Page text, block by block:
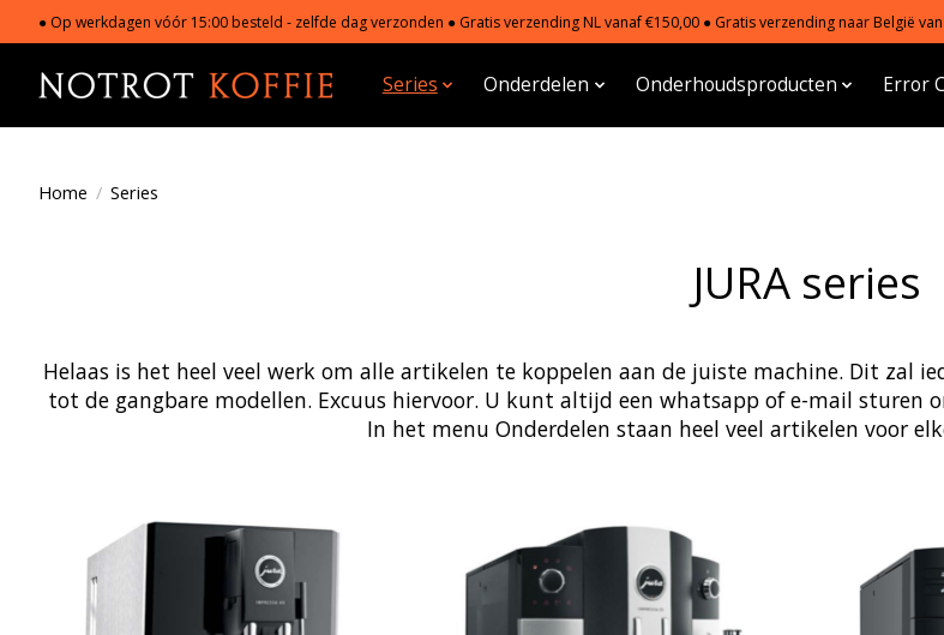
● Op werkdagen vóór 15:00 besteld - zelfde dag verzonden ● Gratis verzending NL vanaf €150,00 ● Gratis verzending naar België
Series Onderdelen Onderhoudsproducten Error
Home / Series
JURA series
Helaas is het heel veel werk om alle artikelen te koppelen aan de juiste machine. Dit zal
tot de gangbare modellen. Excuus hiervoor. U kunt altijd een whatsapp of e-mail sturen
In het menu Onderdelen staan heel veel artikelen voor